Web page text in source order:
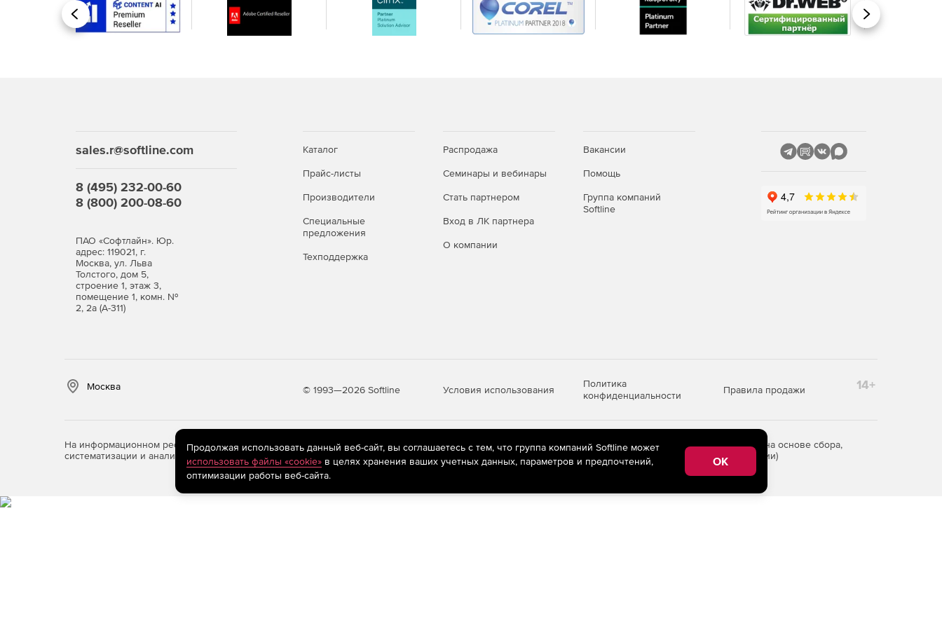
Назад Вперед
sales.r@softline.com
8 (495) 232-00-60
8 (800) 200-08-60
ПАО «Софтлайн». Юр.
адрес: 119021, г.
Москва, ул. Льва
Толстого, дом 5,
строение 1, этаж 3,
помещение 1, комн. №
2, 2а (А-311)
Каталог
Прайс-листы
Производители
Специальные
предложения
Техподдержка
Распродажа
Семинары и вебинары
Стать партнером
Вход в ЛК партнера
О компании
Вакансии
Помощь
Группа компаний
Softline
Москва © 1993—2026 Softline Условия использования
Политика
конфиденциальности
Правила продажи 14+
На информационном ресурсе store.softline.ru применяютсярекомендательные технологии(информационные технологии предоставления информации на основе сбора,
систематизации и анализа сведений, относящихся к предпочтениям пользователей сети «Интернет», находящихся на территории Российской Федерации)
Продолжая использовать данный веб-сайт, вы соглашаетесь с тем, что группа компаний Softline может
использовать файлы «cookie»в целях хранения ваших учетных данных, параметров и предпочтений,
оптимизации работы веб-сайта.
OK